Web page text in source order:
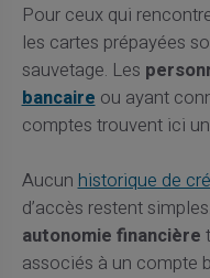
Pour ceux qui
les cartes prépayées
sauvetage. Les
bancaire ou ayant
comptes trouvent ici
Aucun historique de
d’accès restent
autonomie financière
associés à un compte